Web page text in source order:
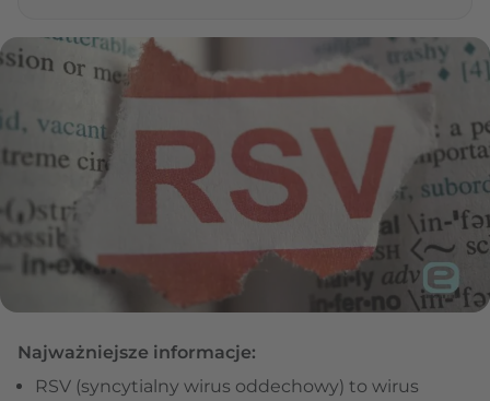
Najważniejsze informacje:
RSV (syncytialny wirus oddechowy) to wirus